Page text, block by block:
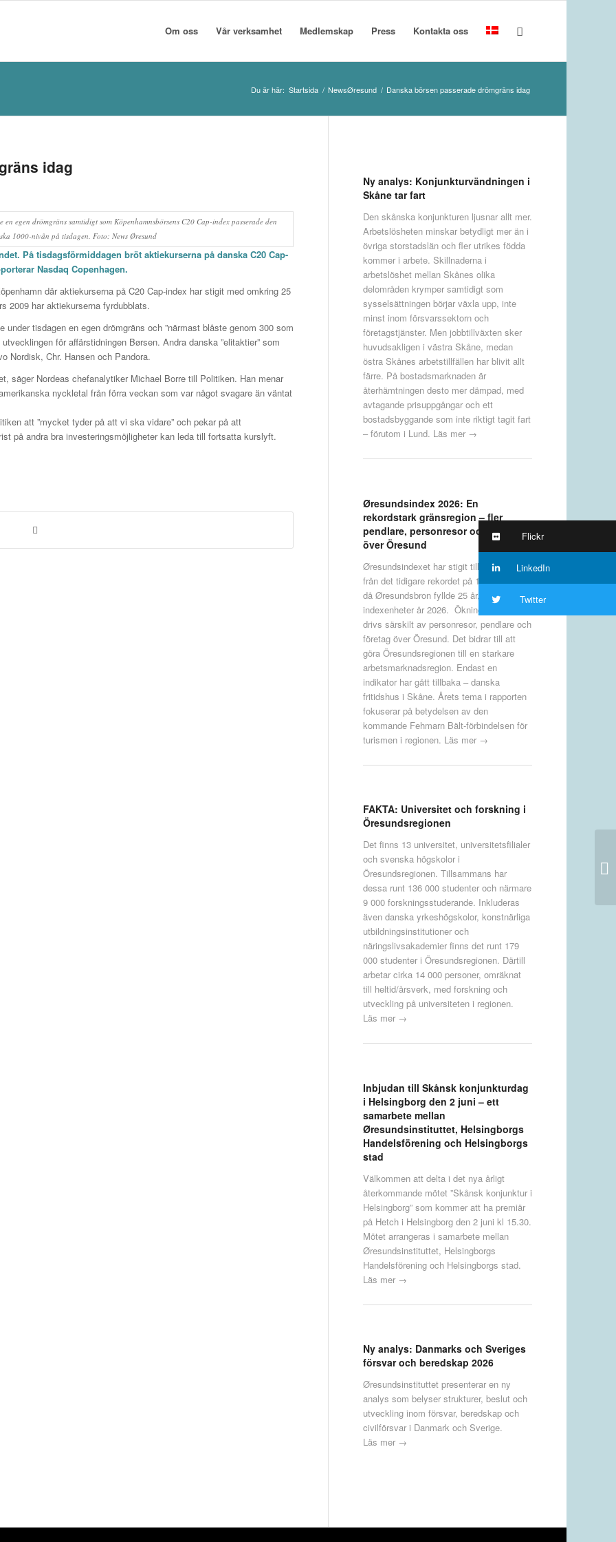
Om oss Vår verksamhet Medlemskap Press Kontakta oss
Du är här: Startsida / NewsØresund / Danska börsen passerade drömgräns idag
idag
en egen drömgräns samtidigt som Köpenhamnsbörsens C20 Cap-index passerade den
1000-nivån på tisdagen. Foto: News Øresund
På tisdagsförmiddagen bröt aktiekurserna på danska C20 Cap-
Nasdaq Copenhagen.
där aktiekurserna på C20 Cap-index har stigit med omkring 25
2009 har aktiekurserna fyrdubblats.
tisdagen en egen drömgräns och ”närmast blåste genom 300 som
för affärstidningen Børsen. Andra danska ”elitaktier” som
Nordisk, Chr. Hansen och Pandora.
säger Nordeas chefanalytiker Michael Borre till Politiken. Han menar
nyckletal från förra veckan som var något svagare än väntat
att ”mycket tyder på att vi ska vidare” och pekar på att
på andra bra investeringsmöjligheter kan leda till fortsatta kurslyft.
Ny analys: Konjunkturvändningen i
Skåne tar fart
Den skånska konjunkturen ljusnar allt mer.
Arbetslösheten minskar betydligt mer än i
övriga storstadslän och fler utrikes födda
kommer i arbete. Skillnaderna i
arbetslöshet mellan Skånes olika
delområden krymper samtidigt som
sysselsättningen börjar växla upp, inte
minst inom försvarssektorn och
företagstjänster. Men jobbtillväxten sker
huvudsakligen i västra Skåne, medan
östra Skånes arbetstillfällen har blivit allt
färre. På bostadsmarknaden är
återhämtningen desto mer dämpad, med
avtagande prisuppgångar och ett
bostadsbyggande som inte riktigt tagit fart
– förutom i Lund. Läs mer →
Øresundsindex 2026: En
rekordstark gränsregion – fler
pendlare, personresor och företag
över Öresund
Øresundsindexet har stigit till en ny nivå
från det tidigare rekordet på 112 förra året,
då Øresundsbron fyllde 25 år, till 115
indexenheter år 2026. Ökningen i indexet
drivs särskilt av personresor, pendlare och
företag över Öresund. Det bidrar till att
göra Öresundsregionen till en starkare
arbetsmarknadsregion. Endast en
indikator har gått tillbaka – danska
fritidshus i Skåne. Årets tema i rapporten
fokuserar på betydelsen av den
kommande Fehmarn Bält-förbindelsen för
turismen i regionen. Läs mer →
FAKTA: Universitet och forskning i
Öresundsregionen
Det finns 13 universitet, universitetsfilialer
och svenska högskolor i
Öresundsregionen. Tillsammans har
dessa runt 136 000 studenter och närmare
9 000 forskningsstuderande. Inkluderas
även danska yrkeshögskolor, konstnärliga
utbildningsinstitutioner och
näringslivsakademier finns det runt 179
000 studenter i Öresundsregionen. Därtill
arbetar cirka 14 000 personer, omräknat
till heltid/årsverk, med forskning och
utveckling på universiteten i regionen.
Läs mer →
Inbjudan till Skånsk konjunkturdag
i Helsingborg den 2 juni – ett
samarbete mellan
Øresundsinstituttet, Helsingborgs
Handelsförening och Helsingborgs
stad
Välkommen att delta i det nya årligt
återkommande mötet ”Skånsk konjunktur i
Helsingborg” som kommer att ha premiär
på Hetch i Helsingborg den 2 juni kl 15.30.
Mötet arrangeras i samarbete mellan
Øresundsinstituttet, Helsingborgs
Handelsförening och Helsingborgs stad.
Läs mer →
Ny analys: Danmarks och Sveriges
försvar och beredskap 2026
Øresundsinstituttet presenterar en ny
analys som belyser strukturer, beslut och
utveckling inom försvar, beredskap och
civilförsvar i Danmark och Sverige.
Läs mer →
Flickr
LinkedIn
Twitter